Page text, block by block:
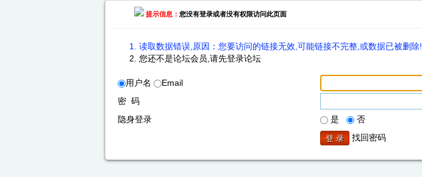
提示信息： 您没有登录或者没有权限访问此页面
读取数据错误,原因：您要访问的链接无效,可能链接不完整,或数据已被删除!
您还不是论坛会员,请先登录论坛
用户名
Email
密 码
隐身登录
是
否
找回密码